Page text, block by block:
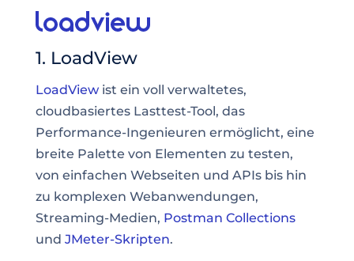
1. LoadView
LoadViewist ein voll verwaltetes,
cloudbasiertes Lasttest-Tool, das
Performance-Ingenieuren ermöglicht, eine
breite Palette von Elementen zu testen,
von einfachen Webseiten und APIs bis hin
zu komplexen Webanwendungen,
Streaming-Medien, Postman Collections
und JMeter-Skripten.